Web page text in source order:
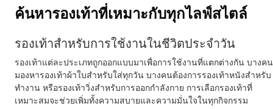
ค้นหารองเท้าที่เหมาะกับทุกไลฟ์สไตล์
รองเท้าสำหรับการใช้งานในชีวิตประจำวัน
รองเท้าแต่ละประเภทถูกออกแบบมาเพื่อการใช้งานที่แตกต่างกัน บางคน
มองหารองเท้าผ้าใบสำหรับใส่ทุกวัน บางคนต้องการรองเท้าหนังสำหรับ
ทำงาน หรือรองเท้าวิ่งสำหรับการออกกำลังกาย การเลือกรองเท้าที่
เหมาะสมจะช่วยเพิ่มทั้งความสบายและความมั่นใจในทุกกิจกรรม